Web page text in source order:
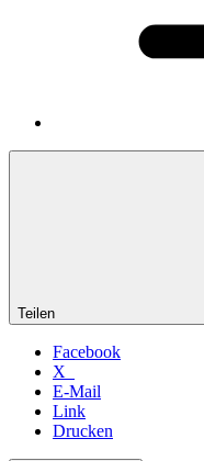
Teilen
Facebook
X
E-Mail
Link
Drucken